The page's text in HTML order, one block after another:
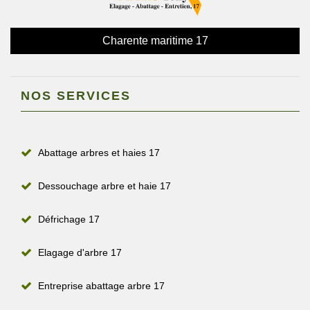
Charente maritime 17
NOS SERVICES
Abattage arbres et haies 17
Dessouchage arbre et haie 17
Défrichage 17
Elagage d'arbre 17
Entreprise abattage arbre 17